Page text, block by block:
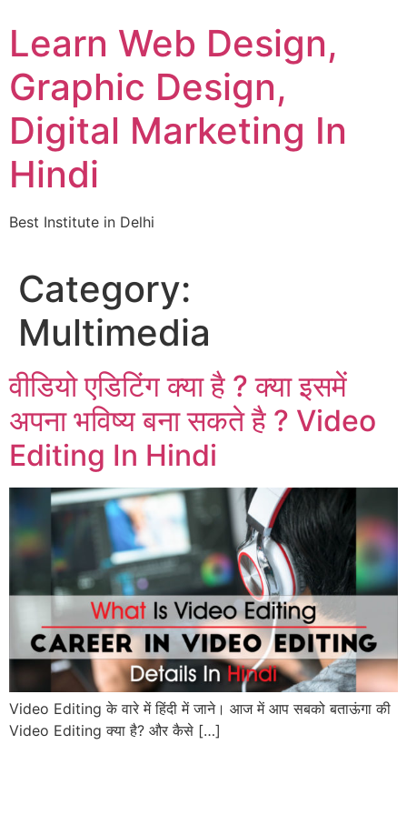
to
content
Learn Web Design,
Graphic Design,
Digital Marketing In
Hindi
Best Institute in Delhi
Category:
Multimedia
वीडियो एडिटिंग क्या है ? क्या इसमें
अपना भविष्य बना सकते है ? Video
Editing In Hindi
Video Editing के वारे में हिंदी में जाने। आज में आप सबको बताऊंगा की
Video Editing क्या है? और कैसे […]